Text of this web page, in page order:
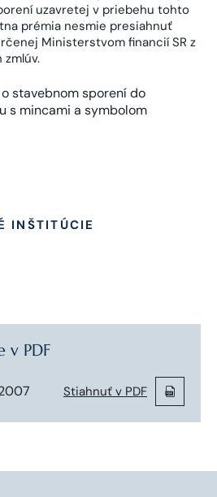
uzavretej v priebehu tohto
prémia nesmie presiahnuť
Ministerstvom financií SR z
INŠTITÚCIE
v PDF
Stiahnuť v PDF